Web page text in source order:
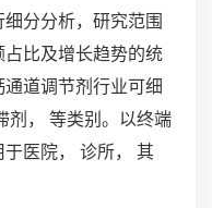
分分析，研究范围
比及增长趋势的统
道调节剂行业可细
剂， 等类别。以终端
医院， 诊所， 其